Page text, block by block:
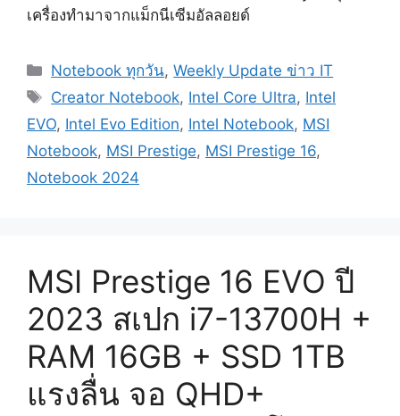
เครื่องทำมาจากแม็กนีเซีมอัลลอยด์
Categories
Notebook ทุกวัน,Weekly Update ข่าว IT
Tags
Creator Notebook, Intel Core Ultra, Intel
EVO, Intel Evo Edition, Intel Notebook, MSI
Notebook, MSI Prestige, MSI Prestige 16,
Notebook 2024
MSI Prestige 16 EVO ปี
2023 สเปก i7-13700H +
RAM 16GB + SSD 1TB
แรงลื่น จอ QHD+